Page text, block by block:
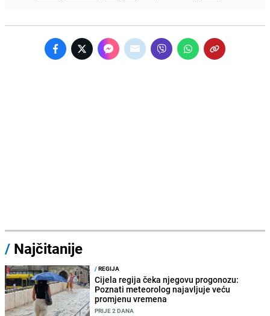
/ Najčitanije
/REGIJA
Cijela regija čeka njegovu progonozu:
Poznati meteorolog najavljuje veću
promjenu vremena
PRIJE 2 DANA